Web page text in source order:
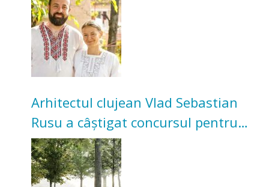
bunicilor
Arhitectul clujean Vlad Sebastian
Rusu a câștigat concursul pentru
transformarea Grădinii Casei
Universitarilor